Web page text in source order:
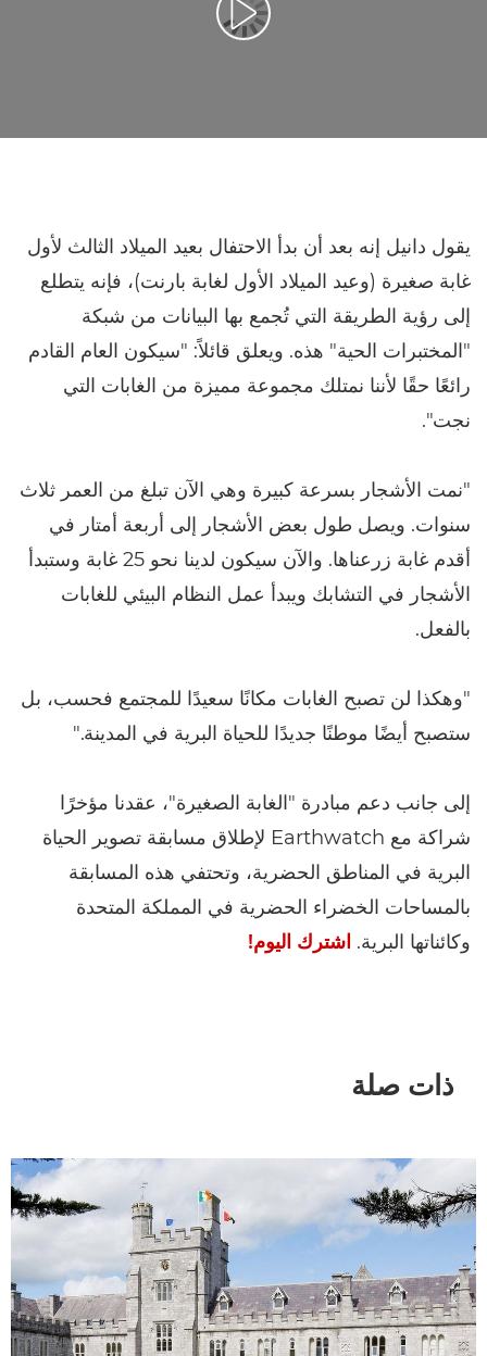
تشغيل الفيديو
يقول دانيل إنه بعد أن بدأ الاحتفال بعيد الميلاد الثالث لأول
غابة صغيرة (وعيد الميلاد الأول لغابة بارنت)، فإنه يتطلع
إلى رؤية الطريقة التي تُجمع بها البيانات من شبكة
"المختبرات الحية" هذه. ويعلق قائلاً: "سيكون العام القادم
رائعًا حقًا لأننا نمتلك مجموعة مميزة من الغابات التي
نجت".
"نمت الأشجار بسرعة كبيرة وهي الآن تبلغ من العمر ثلاث
سنوات. ويصل طول بعض الأشجار إلى أربعة أمتار في
أقدم غابة زرعناها. والآن سيكون لدينا نحو 25 غابة وستبدأ
الأشجار في التشابك ويبدأ عمل النظام البيئي للغابات
بالفعل.
"وهكذا لن تصبح الغابات مكانًا سعيدًا للمجتمع فحسب، بل
ستصبح أيضًا موطنًا جديدًا للحياة البرية في المدينة."
إلى جانب دعم مبادرة "الغابة الصغيرة"، عقدنا مؤخرًا
شراكة مع Earthwatch لإطلاق مسابقة تصوير الحياة
البرية في المناطق الحضرية، وتحتفي هذه المسابقة
بالمساحات الخضراء الحضرية في المملكة المتحدة
وكائناتها البرية. اشترك اليوم!
ذات صلة